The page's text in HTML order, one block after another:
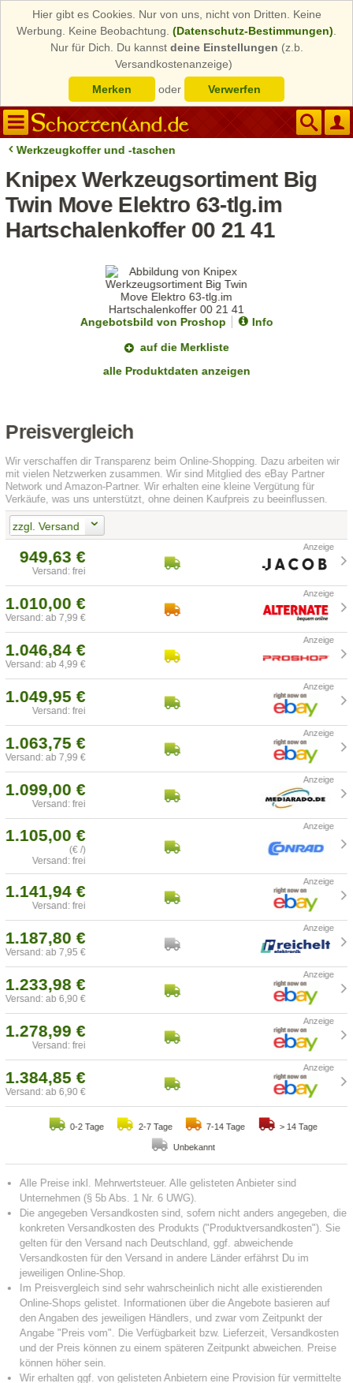
Hier gibt es Cookies. Nur von uns, nicht von Dritten. Keine
Werbung. Keine Beobachtung. (Datenschutz-Bestimmungen)
Nur für Dich. Du kannst deine Einstellungen (z.b.
Versandkostenanzeige)
Merken
oder Verwerfen
Werkzeugkoffer und -taschen
Knipex Werkzeugsortiment Big
Twin Move Elektro 63-tlg.im
Hartschalenkoffer 00 21 41
Angebotsbild von Proshop
Info
auf die Merkliste
alle Produktdaten anzeigen
Preisvergleich
Wir verschaffen dir Transparenz beim Online-Shopping. Dazu arbeiten wir
mit vielen Netzwerken zusammen. Wir sind Mitglied des eBay Partner
Network und Amazon-Partner. Wir erhalten eine kleine Vergütung für
Verkäufe, was uns unterstützt, ohne deinen Kaufpreis zu beeinflussen.
zzgl. Versand
949,63 €
Versand: frei
1.010,00 €
Versand: ab 7,99 €
1.046,84 €
Versand: ab 4,99 €
1.049,95 €
Versand: frei
1.063,75 €
Versand: ab 7,99 €
1.099,00 €
Versand: frei
1.105,00 €
(€ /)
Versand: frei
1.141,94 €
Versand: frei
1.187,80 €
Versand: ab 7,95 €
1.233,98 €
Versand: ab 6,90 €
1.278,99 €
Versand: frei
1.384,85 €
Versand: ab 6,90 €
0-2 Tage 2-7 Tage 7-14 Tage > 14 Tage
Unbekannt